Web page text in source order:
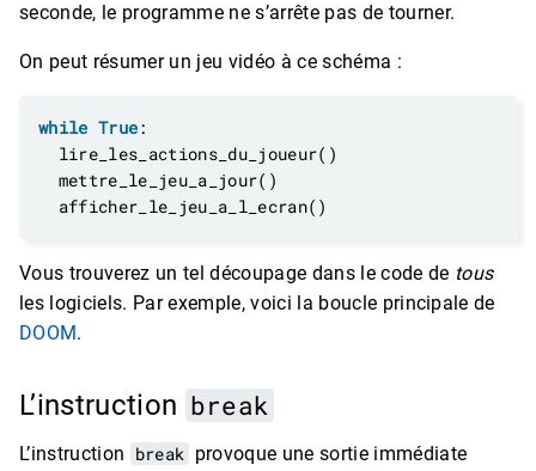
seconde, le programme ne s’arrête pas de tourner.
On peut résumer un jeu vidéo à ce schéma :
while True
Vous trouverez un tel découpage dans le code de tous
les logiciels. Par exemple, voici la boucle principale de
DOOM.
L’instruction break
L’instruction break provoque une sortie immédiate